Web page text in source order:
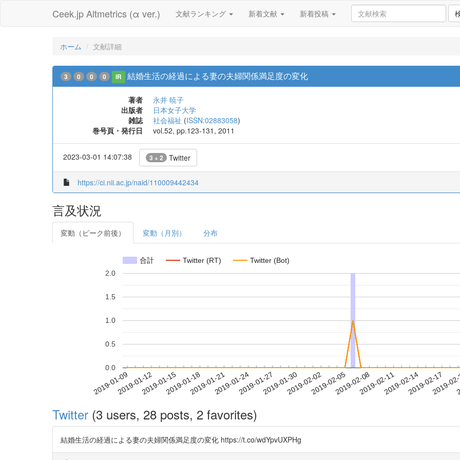
Ceek.jp Altmetrics (α ver.) 文献ランキング 新着文献 新着投稿
ホーム 文献詳細
3 0 0 0 IR 結婚生活の経過による妻の夫婦関係満足度の変化
著者
永井 暁子
出版者
日本女子大学
雑誌
社会福祉 (ISSN:02883058)
巻号頁・発行日
vol.52, pp.123-131, 2011
2023-03-01 14:07:38 3 + 2 Twitter
https://ci.nii.ac.jp/naid/110009442434
言及状況
変動（ピーク前後） 変動（月別） 分布
合計 Twitter (RT) Twitter (Bot)
2019-01-092019-01-122019-01-152019-01-182019-01-212019-01-242019-01-272019-01-302019-02-022019-02-052019-02-082019-02-112019-02-142019-02-17
2019-
0.0
0.5
1.0
1.5
2.0
Twitter (3 users, 28 posts, 2 favorites)
結婚生活の経過による妻の夫婦関係満足度の変化 https://t.co/wdYpvUXPHg